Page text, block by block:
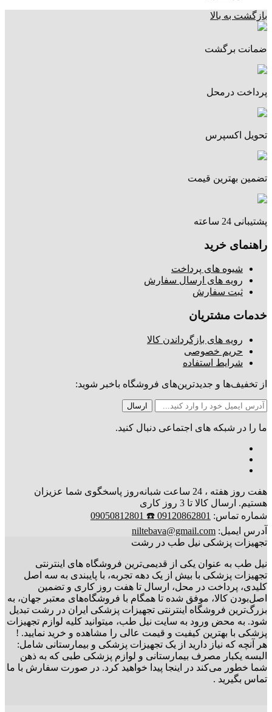
بازگشت به بالا
ضمانت برگشت
پرداخت درمحل
تحویل اکسپرس
تضمین بهترین قیمت
پشتیبانی 24 ساعته
راهنمای خرید
شیوه های پرداخت
رویه های ارسال سفارش
ثبت سفارش
خدمات مشتریان
رویه های بازگرداندن کالا
حریم خصوصی
شرایط استفاده
از تخفیف‌ها و جدیدترین‌های فروشگاه باخبر شوید:
ما را در شبکه های اجتماعی دنبال کنید.
هفت روز هفته ، 24 ساعت شبانه‌روز پاسخگوی شما عزیزان
هستیم. ارسال کالا تا 3 روز کاری
شماره تماس: 09120862801 ☎️ 09050812801
آدرس ایمیل: niltebava@gmail.com
تجهیزات پزشکی نیل طب در رشت
نیل طب به عنوان یکی از قدیمی‌ترین فروشگاه های اینترنتی
تجهیزات پزشکی با بیش از یک دهه تجربه، با پایبندی به سه اصل
کلیدی، پرداخت در محل، ارسال تا هفت روز کاری و تضمین
اصل‌بودن کالا، موفق شده تا همگام با فروشگاه‌های معتبر جهان، به
بزرگ‌ترین فروشگاه اینترنتی تجهیزات پزشکی ایران در رشت تبدیل
شود. به محض ورود به سایت نیل طب، میتوانید کلیه لوازم تجهیزات
پزشکی با بهترین کیفیت و قیمت عالی را مشاهده و خرید نمایید. !
هر آنچه که نیاز دارید از یک تجهیزات پزشکی و بیمارستانی شامل:
البسه یکبار مصرف بیمارستانی و لوازم پزشکی طبی که به ذهن
شما خطور می‌کند در اینجا پیدا خواهید کرد. در صورت سفارش با ما
تماس بگیرید .